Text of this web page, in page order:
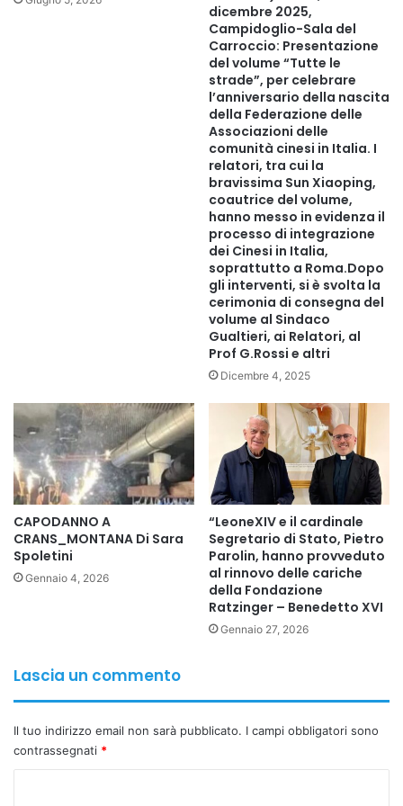
intervento affermando: “Consideriamo il sostegno all’arte e
l’emancipazione femminile un investimento in un futuro
migliore e auspichiamo la continuazione di queste
collaborazioni culturali che promuovono la comprensione
e il riavvicinamento tra i popoli egiziano e turco”.
dicembre 2025,
Campidoglio-Sala del
Carroccio: Presentazione
del volume “Tutte le
strade”, per celebrare
l’anniversario della nascita
della Federazione delle
Associazioni delle
comunità cinesi in Italia. I
relatori, tra cui la
bravissima Sun Xiaoping,
coautrice del volume,
hanno messo in evidenza il
processo di integrazione
dei Cinesi in Italia,
soprattutto a Roma.Dopo
gli interventi, si è svolta la
cerimonia di consegna del
volume al Sindaco
Gualtieri, ai Relatori, al
Prof G.Rossi e altri
Dicembre 4, 2025
CAPODANNO A
CRANS_MONTANA Di Sara
Spoletini
Gennaio 4, 2026
“LeoneXIV e il cardinale
Segretario di Stato, Pietro
Parolin, hanno provveduto
al rinnovo delle cariche
della Fondazione
Ratzinger – Benedetto XVI
Gennaio 27, 2026
Lascia un commento
Il tuo indirizzo email non sarà pubblicato. I campi obbligatori sono
contrassegnati *